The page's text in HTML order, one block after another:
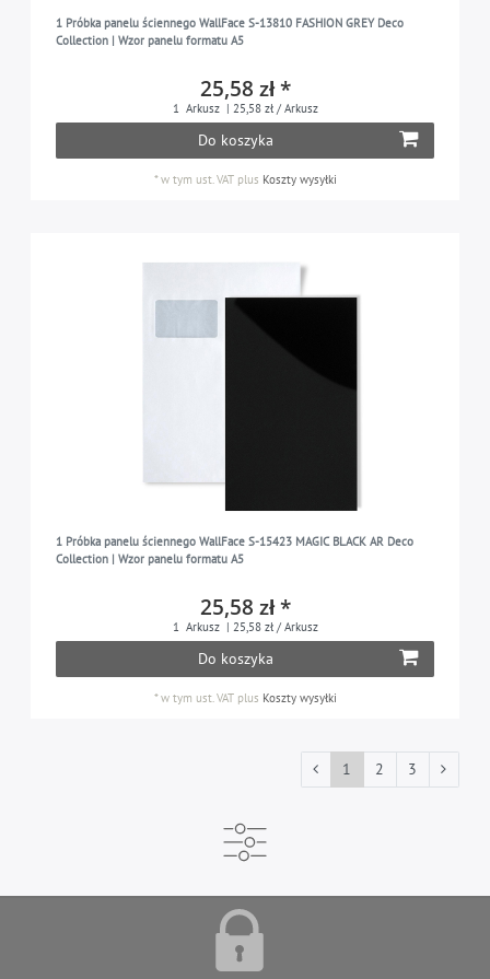
1 Próbka panelu ściennego WallFace S-13810 FASHION GREY Deco
Collection | Wzor panelu formatu A5
25,58 zł *
1 Arkusz | 25,58 zł / Arkusz
Do koszyka
*w tym ust. VATplus Koszty wysyłki
1 Próbka panelu ściennego WallFace S-15423 MAGIC BLACK AR Deco
Collection | Wzor panelu formatu A5
25,58 zł *
1 Arkusz | 25,58 zł / Arkusz
Do koszyka
*w tym ust. VATplus Koszty wysyłki
1 2 3